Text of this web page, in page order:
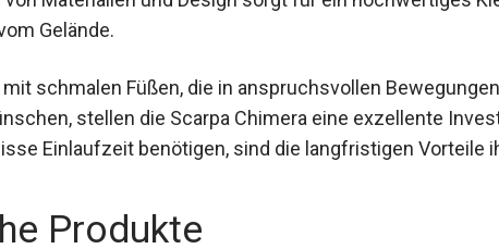
Gelände.
schmalen Füßen, die in anspruchsvollen
stellen die Scarpa Chimera eine exzellente
Einlaufzeit benötigen, sind die langfristigen Vorteile
Produkte